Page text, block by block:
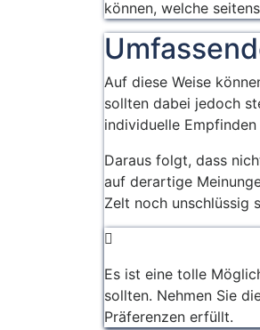
Luftzirkulation
gewährleisten
Auge auf ihre
zu haben.
vom Tag zu
träumen, wo sie
spielen, lesen,
schlafen und
entspannen,
können,
unabhängig zu
und zu
kommunizieren,
lernen zu geben
und zu teilen.
können, welche
Auf diese Weise
sollten dabei jedoch
individuelle
Daraus folgt, dass
auf derartige
Zelt noch unschlüssig
Es ist eine tolle
sollten. Nehmen Sie
Präferenzen erfüllt.